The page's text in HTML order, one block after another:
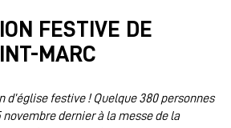
FESTIVE DE
MARC
d’église festive !Quelque 380 personnes
dernier à la messe de la